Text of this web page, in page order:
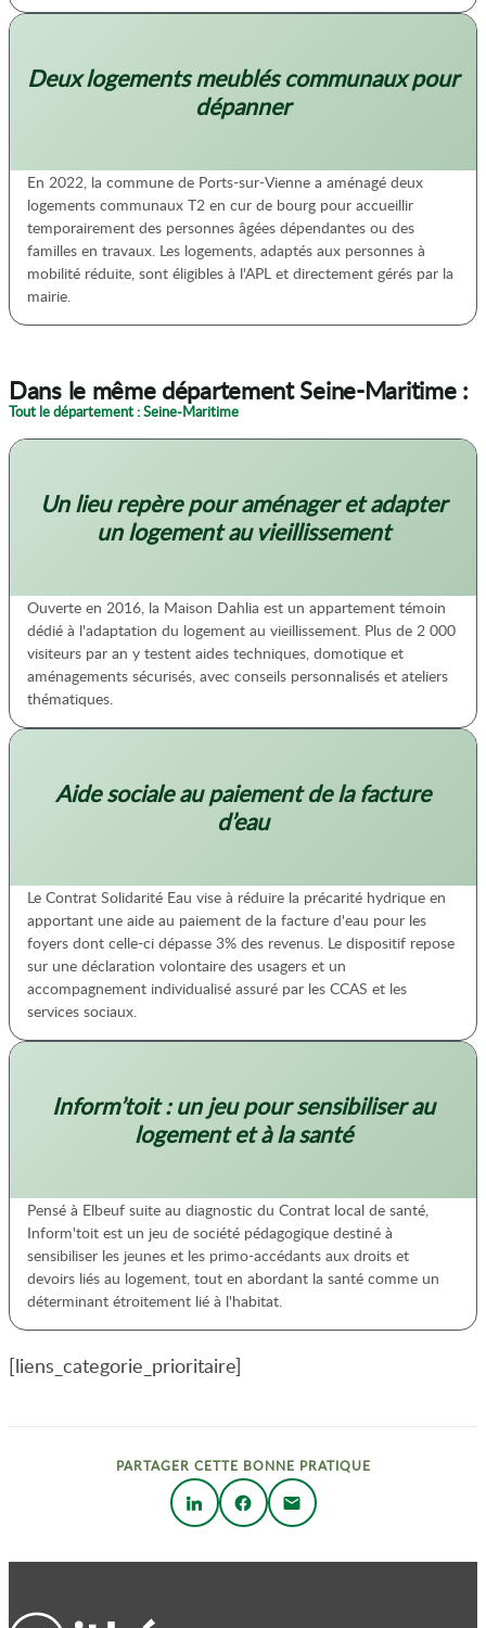
Deux logements meublés communaux pour
dépanner
En 2022, la commune de Ports-sur-Vienne a aménagé deux
logements communaux T2 en cur de bourg pour accueillir
temporairement des personnes âgées dépendantes ou des
familles en travaux. Les logements, adaptés aux personnes à
mobilité réduite, sont éligibles à l'APL et directement gérés par la
mairie.
Dans le même département Seine-Maritime :
Tout le département : Seine-Maritime
Un lieu repère pour aménager et adapter
un logement au vieillissement
Ouverte en 2016, la Maison Dahlia est un appartement témoin
dédié à l'adaptation du logement au vieillissement. Plus de 2 000
visiteurs par an y testent aides techniques, domotique et
aménagements sécurisés, avec conseils personnalisés et ateliers
thématiques.
Aide sociale au paiement de la facture
d’eau
Le Contrat Solidarité Eau vise à réduire la précarité hydrique en
apportant une aide au paiement de la facture d'eau pour les
foyers dont celle-ci dépasse 3% des revenus. Le dispositif repose
sur une déclaration volontaire des usagers et un
accompagnement individualisé assuré par les CCAS et les
services sociaux.
Inform’toit : un jeu pour sensibiliser au
logement et à la santé
Pensé à Elbeuf suite au diagnostic du Contrat local de santé,
Inform'toit est un jeu de société pédagogique destiné à
sensibiliser les jeunes et les primo-accédants aux droits et
devoirs liés au logement, tout en abordant la santé comme un
déterminant étroitement lié à l'habitat.
[liens_categorie_prioritaire]
PARTAGER CETTE BONNE PRATIQUE